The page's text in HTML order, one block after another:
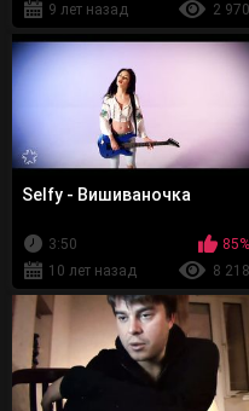
9 лет назад
2 970
Selfy - Вишиваночка
3:50
85%
10 лет назад
8 218